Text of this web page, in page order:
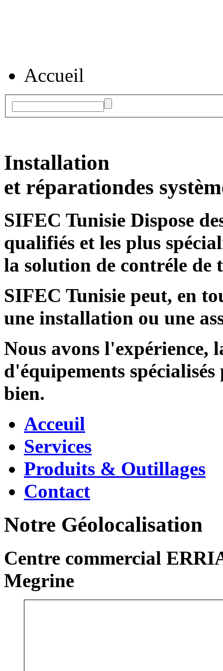
Accueil
Installation
et réparationdes
SIFEC Tunisie Dispose
qualifiés et les plus
la solution de contréle de
SIFEC Tunisie peut, en
une installation ou une
Nous avons l'expérience,
d'équipements
bien.
Acceuil
Services
Produits & Outillages
Contact
Notre Géolocalisation
Centre commercial
Megrine